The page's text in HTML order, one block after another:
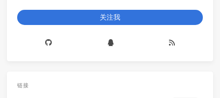
关注我
链接